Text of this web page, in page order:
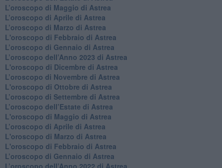
​L’oroscopo di Maggio di Astrea
​L’oroscopo di Aprile di Astrea
L’oroscopo di Marzo di Astrea
L'oroscopo di Febbraio di Astrea
​L’oroscopo di Gennaio di Astrea
​L’oroscopo dell’Anno 2023 di Astrea
L'oroscopo di Dicembre di Astrea
L’oroscopo di Novembre di Astrea
L'oroscopo di Ottobre di Astrea
​L’oroscopo di Settembre di Astrea
​L’oroscopo dell’Estate di Astrea
L'oroscopo di Maggio di Astrea
​L’oroscopo di Aprile di Astrea
L'oroscopo di Marzo di Astrea
L'oroscopo di Febbraio di Astrea
​L’oroscopo di Gennaio di Astrea